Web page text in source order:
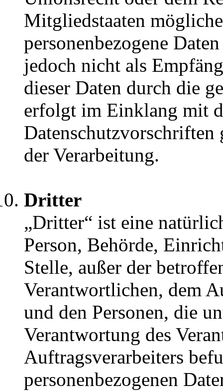
Mitgliedstaaten
personenbezogene
jedoch nicht als
dieser Daten durch die
erfolgt im Einklang mit
Datenschutzvorschriften
der Verarbeitung.
Dritter
„Dritter“ ist eine
Person, Behörde,
Stelle, außer der
Verantwortlichen, dem
und den Personen, die
Verantwortung des
Auftragsverarbeiters
personenbezogenen